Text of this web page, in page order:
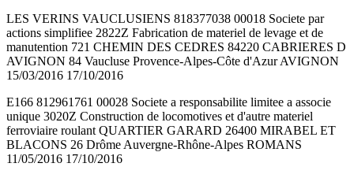
LES VERINS VAUCLUSIENS 818377038 00018 Societe par
actions simplifiee 2822Z Fabrication de materiel de levage et de
manutention 721 CHEMIN DES CEDRES 84220 CABRIERES D
AVIGNON 84 Vaucluse Provence-Alpes-Côte d'Azur AVIGNON
15/03/2016 17/10/2016
E166 812961761 00028 Societe a responsabilite limitee a associe
unique 3020Z Construction de locomotives et d'autre materiel
ferroviaire roulant QUARTIER GARARD 26400 MIRABEL ET
BLACONS 26 Drôme Auvergne-Rhône-Alpes ROMANS
11/05/2016 17/10/2016